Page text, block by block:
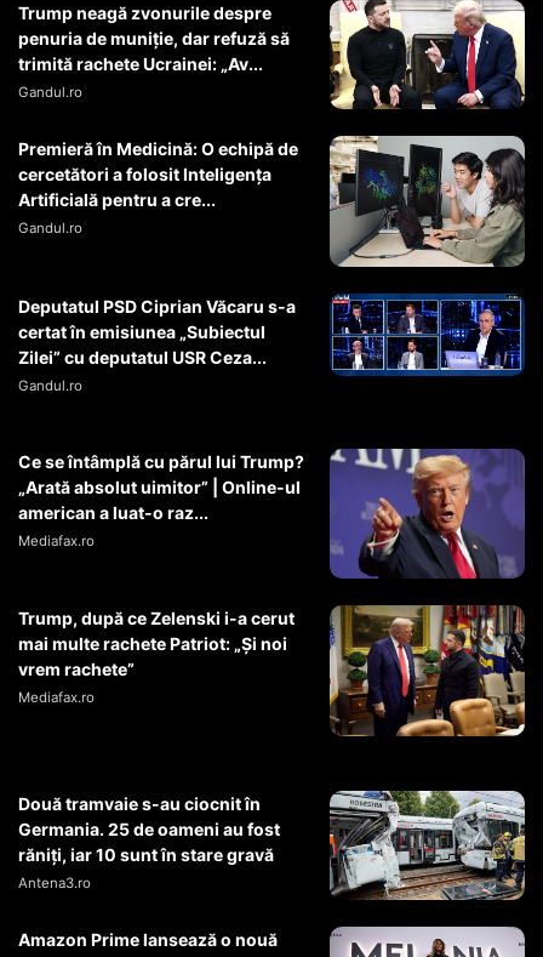
Trump neagă zvonurile despre
penuria de muniție, dar refuză să
trimită rachete Ucrainei: „Av...
Gandul.ro
Premieră în Medicină: O echipă de
cercetători a folosit Inteligența
Artificială pentru a cre...
Gandul.ro
Deputatul PSD Ciprian Văcaru s-a
certat în emisiunea „Subiectul
Zilei” cu deputatul USR Ceza...
Gandul.ro
Ce se întâmplă cu părul lui Trump?
„Arată absolut uimitor” | Online-ul
american a luat-o raz...
Mediafax.ro
Trump, după ce Zelenski i-a cerut
mai multe rachete Patriot: „Și noi
vrem rachete”
Mediafax.ro
Două tramvaie s-au ciocnit în
Germania. 25 de oameni au fost
răniți, iar 10 sunt în stare gravă
Antena3.ro
Amazon Prime lansează o nouă